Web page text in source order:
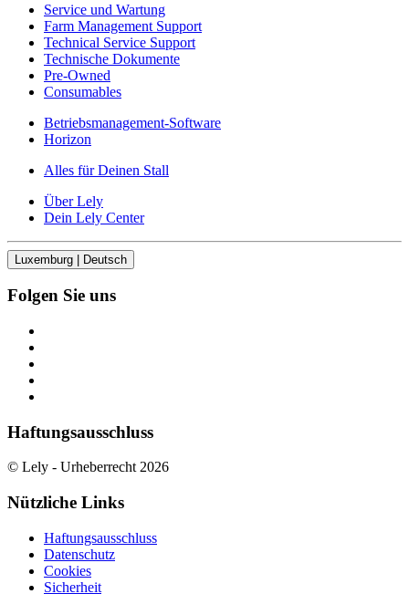
Service und Wartung
Farm Management Support
Technical Service Support
Technische Dokumente
Pre-Owned
Consumables
Betriebsmanagement-Software
Horizon
Alles für Deinen Stall
Über Lely
Dein Lely Center
Luxemburg | Deutsch
Folgen Sie uns
Haftungsausschluss
© Lely - Urheberrecht 2026
Nützliche Links
Haftungsausschluss
Datenschutz
Cookies
Sicherheit